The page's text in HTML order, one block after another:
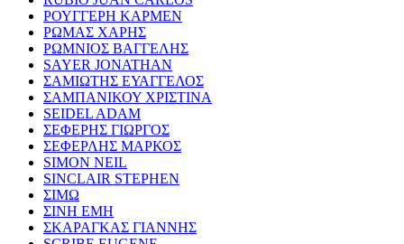
ΡΟΥΓΓΕΡΗ ΚΑΡΜΕΝ
ΡΩΜΑΣ ΧΑΡΗΣ
ΡΩΜΝΙΟΣ ΒΑΓΓΕΛΗΣ
SAYER JONATHAN
ΣΑΜΙΩΤΗΣ ΕΥΑΓΓΕΛΟΣ
ΣΑΜΠΑΝΙΚΟΥ ΧΡΙΣΤΙΝΑ
SEIDEL ADAM
ΣΕΦΕΡΗΣ ΓΙΩΡΓΟΣ
ΣΕΦΕΡΛΗΣ ΜΑΡΚΟΣ
SIMON NEIL
SINCLAIR STEPHEN
ΣΙΜΩ
ΣΙΝΗ ΕΜΗ
ΣΚΑΡΑΓΚΑΣ ΓΙΑΝΝΗΣ